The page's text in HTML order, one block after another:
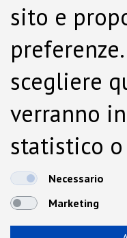
sito e
scegliere
verranno
statistico
dallaNecessario
Marketing